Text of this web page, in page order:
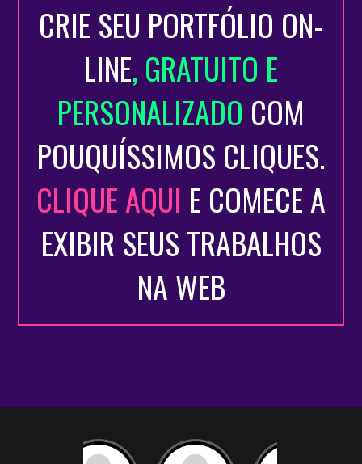
CRIE SEU PORTFÓLIO ON-
LINE, GRATUITO E
PERSONALIZADO COM
POUQUÍSSIMOS CLIQUES.
CLIQUE AQUI E COMECE A
EXIBIR SEUS TRABALHOS
NA WEB